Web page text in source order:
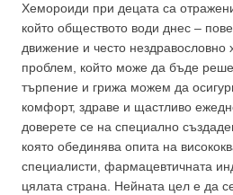
Хемороиди при децата са
който обществото води днес –
движение и често нездравословно
проблем, който може да бъде
търпение и грижа можем да
комфорт, здраве и щастливо
доверете се на специално
която обединява опита на
специалисти, фармацевтичната
цялата страна. Нейната цел е да